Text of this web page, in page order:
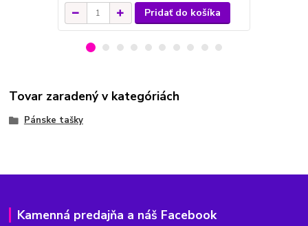
Pridať do košíka
Tovar zaradený v kategóriách
Pánske tašky
Kamenná predajňa a náš Facebook